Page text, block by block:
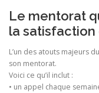
Le mentorat
la satisfaction
L’un des atouts majeurs
son mentorat.
Voici ce qu’il inclut :
• un appel chaque